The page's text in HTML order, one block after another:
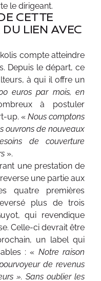
le dirigeant.
CETTE
DU LIEN AVEC
compte atteindre
Depuis le départ, ce
à qui il offre un
euros par mois, en
à postuler
up. « Nous comptons
ouvrons de nouveaux
de couverture
».
une prestation de
une partie aux
quatre premières
plus de trois
qui revendique
Celle-ci devrait être
un label qui
: « Notre raison
de revenus
». Sans oublier les